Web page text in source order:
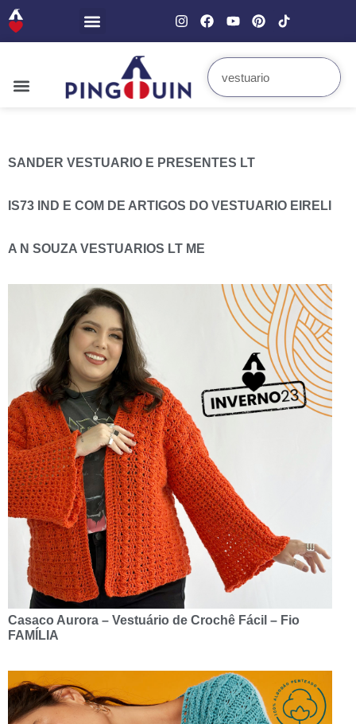
SANDER VESTUARIO E PRESENTES LT
IS73 IND E COM DE ARTIGOS DO VESTUARIO EIRELI
A N SOUZA VESTUARIOS LT ME
Casaco Aurora – Vestuário de Crochê Fácil – Fio
FAMÍLIA